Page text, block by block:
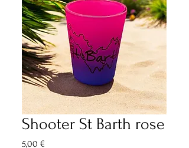
Shooter St Barth rose
5,00 €